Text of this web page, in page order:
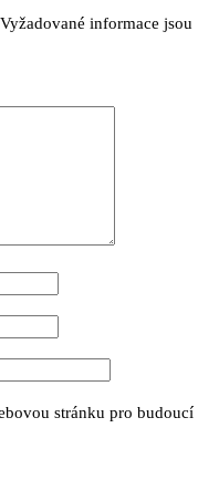
Vyžadované informace jsou
stránku pro budoucí